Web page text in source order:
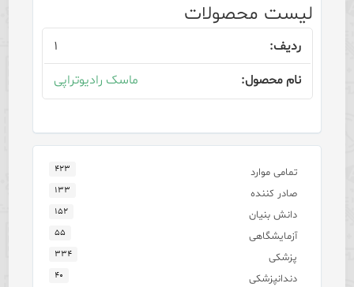
لیست محصولات
۱
ماسک رادیوتراپی
تمامی موارد ۴۲۳
صادر کننده ۱۳۳
دانش بنیان ۱۵۲
آزمایشگاهی ۵۵
پزشکی ۳۳۴
دندانپزشکی ۴۰